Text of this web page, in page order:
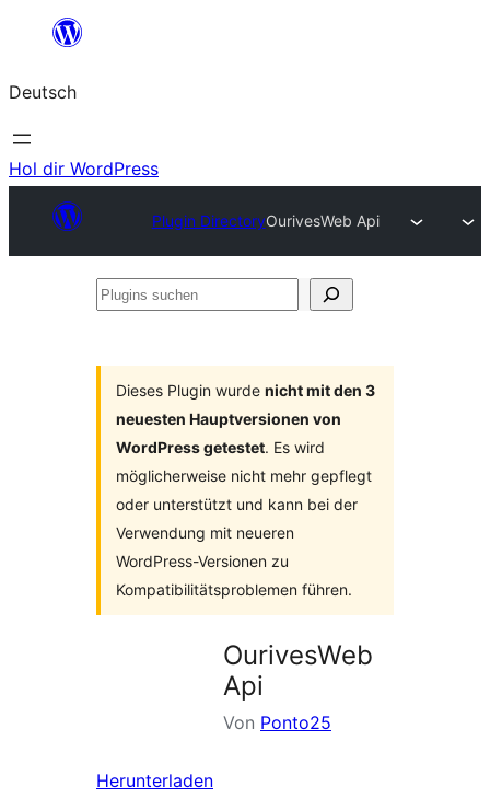
springen
Deutsch
Hol dir WordPress
Plugin DirectoryOurivesWeb Api
Plugins
Dieses Plugin wurde nicht mit den 3
neuesten Hauptversionen von
WordPress getestet. Es wird
möglicherweise nicht mehr gepflegt
oder unterstützt und kann bei der
Verwendung mit neueren
WordPress-Versionen zu
Kompatibilitätsproblemen führen.
OurivesWeb
Api
Von Ponto25
Herunterladen